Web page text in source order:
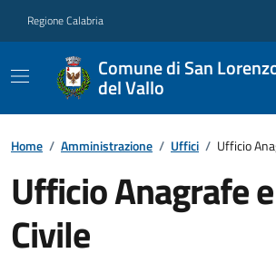
Regione Calabria
Comune di San
del Vallo
Home / Amministrazione / Uffici / Ufficio
Ufficio Anagrafe
Civile